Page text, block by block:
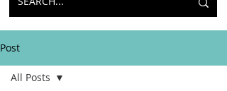
Post
All Posts